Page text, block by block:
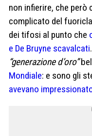
non infierire, che
complicato del
dei tifosi al punto che
e De Bruyne scavalcati
“generazione d’oro”
Mondiale: e sono gli
avevano